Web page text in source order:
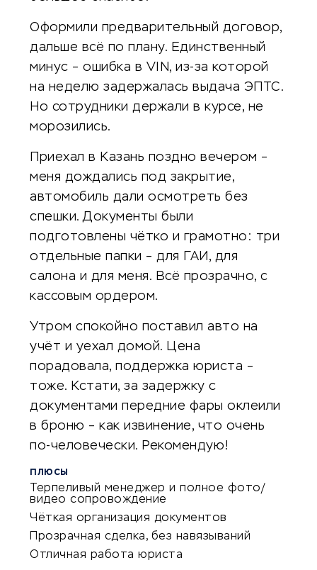
Оформили предварительный договор,
дальше всё по плану. Единственный
минус – ошибка в VIN, из-за которой
на неделю задержалась выдача ЭПТС.
Но сотрудники держали в курсе, не
морозились.
Приехал в Казань поздно вечером –
меня дождались под закрытие,
автомобиль дали осмотреть без
спешки. Документы были
подготовлены чётко и грамотно: три
отдельные папки – для ГАИ, для
салона и для меня. Всё прозрачно, с
кассовым ордером.
Утром спокойно поставил авто на
учёт и уехал домой. Цена
порадовала, поддержка юриста –
тоже. Кстати, за задержку с
документами передние фары оклеили
в броню – как извинение, что очень
по-человечески. Рекомендую!
ПЛЮСЫ
Терпеливый менеджер и полное фото/
видео сопровождение
Чёткая организация документов
Прозрачная сделка, без навязываний
Отличная работа юриста